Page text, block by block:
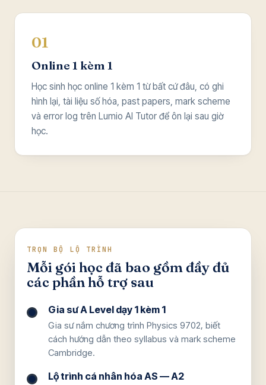
01
Online 1 kèm 1
Học sinh học online 1 kèm 1 từ bất cứ đâu, có ghi
hình lại, tài liệu số hóa, past papers, mark scheme
và error log trên Lumio AI Tutor để ôn lại sau giờ
học.
TRỌN BỘ LỘ TRÌNH
Mỗi gói học đã bao gồm đầy đủ
các phần hỗ trợ sau
Gia sư A Level dạy 1 kèm 1
Gia sư nắm chương trình Physics 9702, biết
cách hướng dẫn theo syllabus và mark scheme
Cambridge.
Lộ trình cá nhân hóa AS — A2